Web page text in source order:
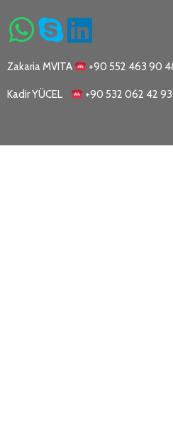
Zakaria MVITA +90 552 463 90
Kadir YÜCEL +90 532 062 42 93